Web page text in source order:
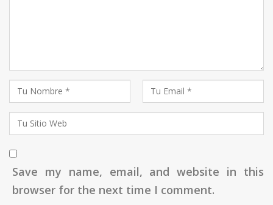
Save my name, email, and website in this
browser for the next time I comment.